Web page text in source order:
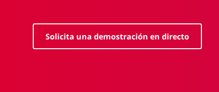
Solicita una demostración en directo